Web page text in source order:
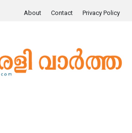
About Contact Privacy Policy